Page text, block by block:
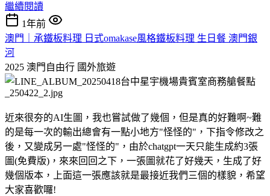
繼續閱讀
1年前
澳門｜承鐵板料理 日式omakase風格鐵板料理 生日餐 澳門銀
河
2025 澳門自由行 國外旅遊
近來很夯的AI生圖，我也嘗試做了幾個，但是真的好難啊~難
的是每一次的輸出總會有一點小地方"怪怪的"，下指令修改之
後，又變成另一處"怪怪的"，由於chatgpt一天只能生成約3張
圖(免費版)，來來回回之下，一張圖就花了好幾天，生成了好
幾個版本，上面這一張應該就是最接近我們三個的樣貌，希望
大家喜歡囉!